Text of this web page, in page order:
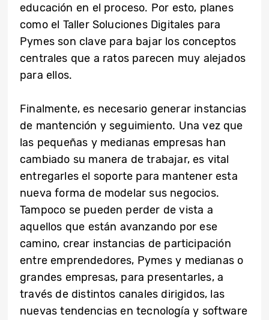
educación en el proceso. Por esto, planes
como el Taller Soluciones Digitales para
Pymes son clave para bajar los conceptos
centrales que a ratos parecen muy alejados
para ellos.
Finalmente, es necesario generar instancias
de mantención y seguimiento. Una vez que
las pequeñas y medianas empresas han
cambiado su manera de trabajar, es vital
entregarles el soporte para mantener esta
nueva forma de modelar sus negocios.
Tampoco se pueden perder de vista a
aquellos que están avanzando por ese
camino, crear instancias de participación
entre emprendedores, Pymes y medianas o
grandes empresas, para presentarles, a
través de distintos canales dirigidos, las
nuevas tendencias en tecnología y software